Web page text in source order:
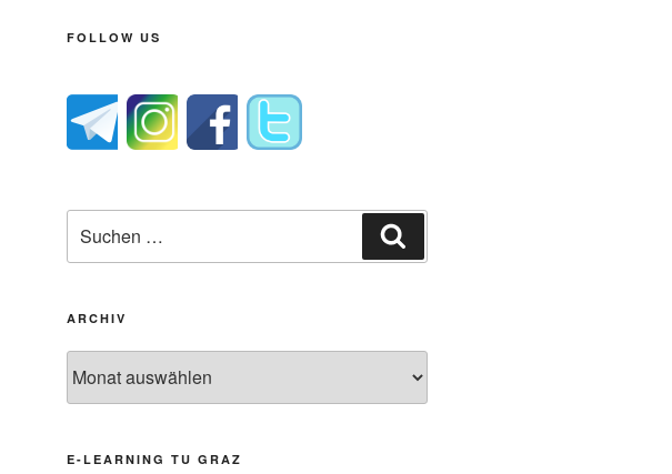
FOLLOW US
nach:
ARCHIV
E-LEARNING TU GRAZ